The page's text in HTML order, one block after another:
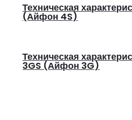
Техническая
(Айфон 4S)
Техническая
3GS (Айфон 3G)